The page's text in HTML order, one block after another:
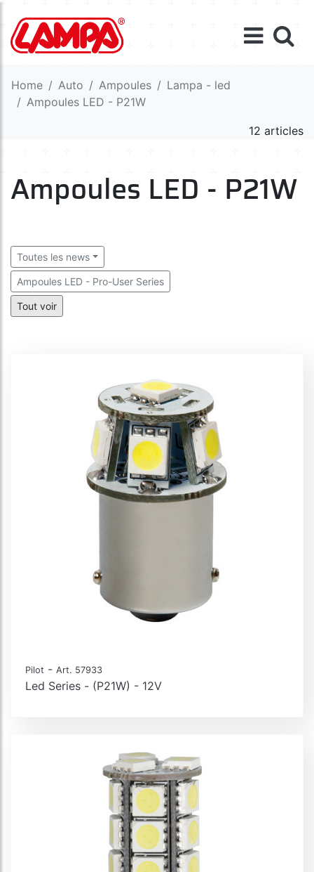
Home Auto Ampoules
Lampa - led
Ampoules LED - P21W
12 articles
Ampoules LED - P21W
Toutes les news
Ampoules LED - Pro-User Series
Ampoules LED - Ultra-Lumen Series
Ampoules LED - P21/5W
Ampoules LED - PY21W Ampoules LED - Siluro
Ampoules LED - T3 Ampoules LED - T5
Ampoules LED - T10-T15 Ampoules LED - T4W
Ampoules LED - W21/5W Ampoules Multi-Led
Cheat-Box
Tout voir
Pilot - Art. 57933
Led Series - (P21W) - 12V